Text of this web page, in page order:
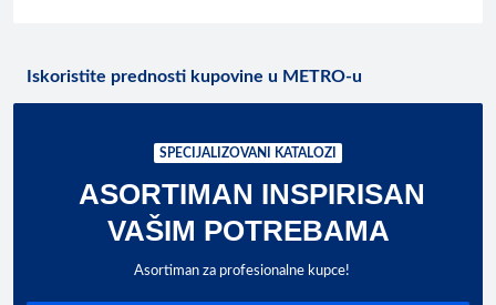
Iskoristite prednosti kupovine u METRO-u
SPECIJALIZOVANI KATALOZI
ASORTIMAN INSPIRISAN
VAŠIM POTREBAMA
Asortiman za profesionalne kupce!